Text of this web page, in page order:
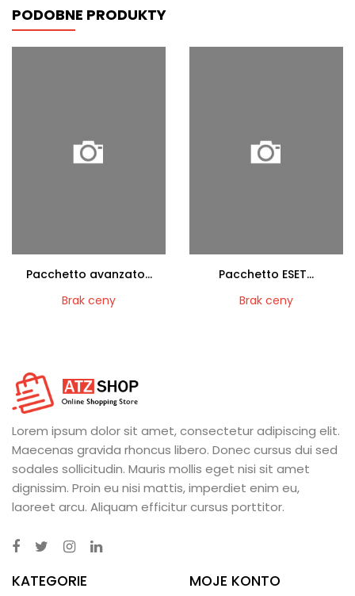
PODOBNE PRODUKTY
Pacchetto avanzato...
Brak ceny
Pacchetto ESET...
Brak ceny
Lorem ipsum dolor sit amet, consectetur adipiscing elit.
Maecenas gravida rhoncus libero. Donec cursus dui sed
sodales sollicitudin. Mauris mollis eget nisi sit amet
dignissim. Proin eu nisi mattis, imperdiet enim eu,
laoreet arcu. Aliquam efficitur cursus porttitor.
KATEGORIE MOJE KONTO